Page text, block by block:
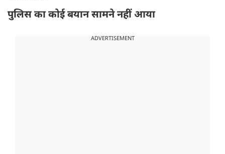
पुलिस का कोई बयान सामने नहीं आया
ADVERTISEMENT